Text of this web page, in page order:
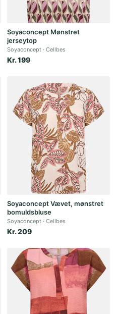
Soyaconcept Mønstret
jerseytop
Soyaconcept Cellbes
Kr. 199
Soyaconcept Vævet, mønstret
bomuldsbluse
Soyaconcept Cellbes
Kr. 209